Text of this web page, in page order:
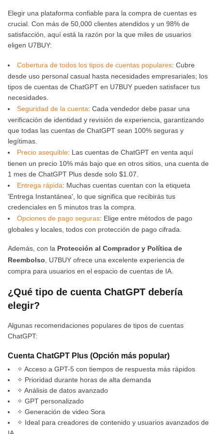
Elegir una plataforma confiable para la compra de cuentas es
crucial. Con más de 50,000 clientes atendidos y un 98% de
satisfacción, aquí está la razón por la que miles de usuarios
eligen U7BUY:
Cobertura de todos los tipos de cuentas populares: Cubre
desde uso personal casual hasta necesidades empresariales; los
tipos de cuentas de ChatGPT en U7BUY pueden satisfacer tus
necesidades.
Seguridad de la cuenta: Cada vendedor debe pasar una
verificación de identidad y revisión de experiencia, garantizando
que todas las cuentas de ChatGPT sean 100% seguras y
legítimas.
Precio asequible: Las cuentas de ChatGPT en venta aquí
tienen un precio 10% más bajo que en otros sitios, una cuenta de
1 mes de ChatGPT Plus desde solo $1.07.
Entrega rápida: Muchas cuentas cuentan con la etiqueta
'Entrega Instantánea', lo que significa que recibirás tus
credenciales en 5 minutos tras la compra.
Opciones de pago seguras: Elige entre métodos de pago
globales y locales, todos con protección de pago cifrada.
Además, con la Protección al Comprador y Política de
Reembolso , U7BUY ofrece una excelente experiencia de
compra para usuarios en el espacio de cuentas de IA.
¿Qué tipo de cuenta ChatGPT debería
elegir?
Algunas recomendaciones populares de tipos de cuentas
ChatGPT:
Cuenta ChatGPT Plus (Opción más popular)
✧ Acceso a GPT-5 con tiempos de respuesta más rápidos
✧ Prioridad durante horas de alta demanda
✧ Análisis de datos avanzado
✧ GPT personalizado
✧ Generación de video Sora
✧ Ideal para creadores de contenido y usuarios avanzados de